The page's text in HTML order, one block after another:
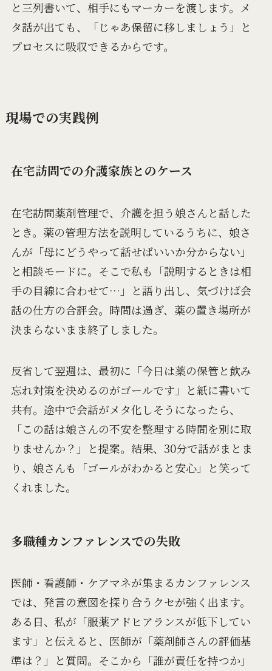
と三列書いて、相手にもマーカーを渡します。メ
タ話が出ても、「じゃあ保留に移しましょう」と
プロセスに吸収できるからです。
現場での実践例
在宅訪問での介護家族とのケース
在宅訪問薬剤管理で、介護を担う娘さんと話した
とき。薬の管理方法を説明しているうちに、娘さ
んが「母にどうやって話せばいいか分からない」
と相談モードに。そこで私も「説明するときは相
手の目線に合わせて…」と語り出し、気づけば会
話の仕方の合評会。時間は過ぎ、薬の置き場所が
決まらないまま終了しました。
反省して翌週は、最初に「今日は薬の保管と飲み
忘れ対策を決めるのがゴールです」と紙に書いて
共有。途中で会話がメタ化しそうになったら、
「この話は娘さんの不安を整理する時間を別に取
りませんか？」と提案。結果、30分で話がまとま
り、娘さんも「ゴールがわかると安心」と笑って
くれました。
多職種カンファレンスでの失敗
医師・看護師・ケアマネが集まるカンファレンス
では、発言の意図を探り合うクセが強く出ます。
ある日、私が「服薬アドヒアランスが低下してい
ます」と伝えると、医師が「薬剤師さんの評価基
準は？」と質問。そこから「誰が責任を持つか」